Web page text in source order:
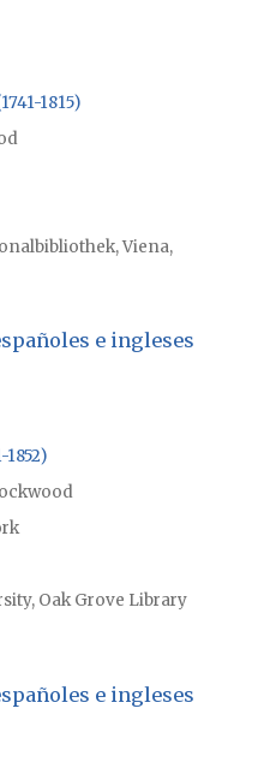
1815)
Viena,
e ingleses
1852)
Oak Grove Library
e ingleses